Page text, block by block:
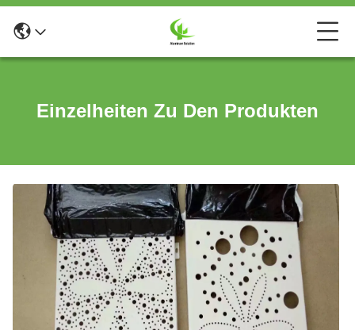
Einzelheiten Zu Den Produkten